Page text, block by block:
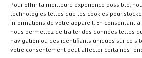
Pour offrir la meilleure expérience possible,
technologies telles que les cookies pour
informations de votre appareil. En consentant
nous permettez de traiter des données telles
navigation ou des identifiants uniques sur ce
votre consentement peut affecter certaines
VENDU VENDU !!
Charmante villa 3
chambres
Neufvilles